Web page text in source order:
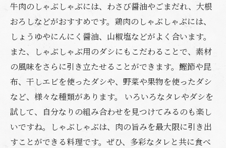
牛肉のしゃぶしゃぶには、わさび醤油やごまだれ、大根
おろしなどがおすすめです。鶏肉のしゃぶしゃぶには、
しょうゆやにんにく醤油、山椒塩などがよく合います。
また、しゃぶしゃぶ用のダシにもこだわることで、素材
の風味をさらに引き立たせることができます。鰹節や昆
布、干しエビを使ったダシや、野菜や果物を使ったダシ
など、様々な種類があります。 いろいろなタレやダシを
試して、自分なりの組み合わせを見つけてみるのも楽し
いですね。しゃぶしゃぶは、肉の旨みを最大限に引き出
すことができる料理です。ぜひ、多彩なタレと共に食べ